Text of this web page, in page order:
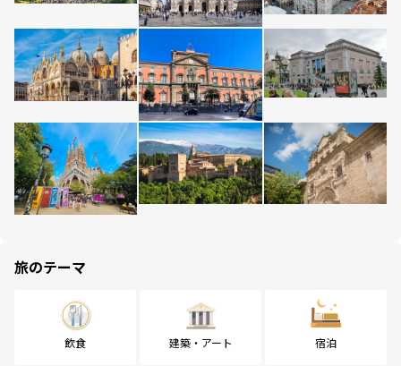
旅のテーマ
飲食 建築・アート 宿泊